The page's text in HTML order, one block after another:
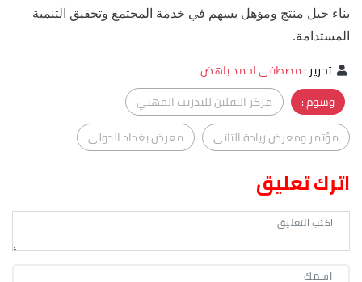
بناء جيل منتج ومؤهل يسهم في خدمة المجتمع وتحقيق التنمية
المستدامة.
تحرير:مصطفى احمد باهض
وسوم :
مركز الثقلين للتدريب المهني
مؤتمر ومعرض ريادة الثاني
معرض بغداد الدولي
اترك تعليق